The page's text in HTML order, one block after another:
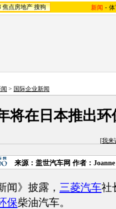
焦点房地产 搜狗 新闻 -
> 国际企业新闻
将在日本推出环
[我来
来源：盖世汽车网 作者：
》披露， 三菱汽车社
保柴油汽车。